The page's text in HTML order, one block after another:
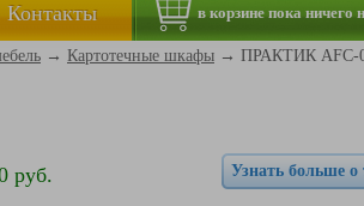
Контакты в корзине пока ничего
→ Картотечные шкафы → ПРАКТИК AFC-
руб. Узнать больше о